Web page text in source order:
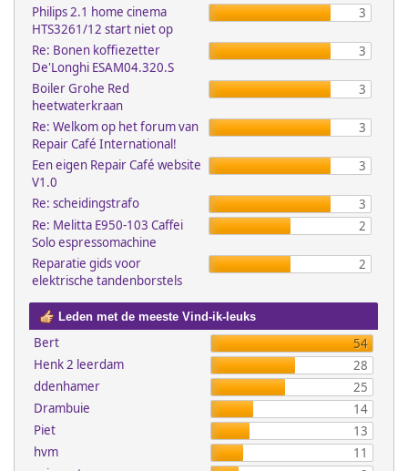
Philips 2.1 home cinema
HTS3261/12 start niet op
3
Re: Bonen koffiezetter
De'Longhi ESAM04.320.S
3
Boiler Grohe Red
heetwaterkraan
3
Re: Welkom op het forum van
Repair Café International!
3
Een eigen Repair Café website
V1.0
3
Re: scheidingstrafo
3
Re: Melitta E950-103 Caffei
Solo espressomachine
2
Reparatie gids voor
elektrische tandenborstels
2
Leden met de meeste Vind-ik-leuks
Bert
54
Henk 2 leerdam
28
ddenhamer
25
Drambuie
14
Piet
13
hvm
11